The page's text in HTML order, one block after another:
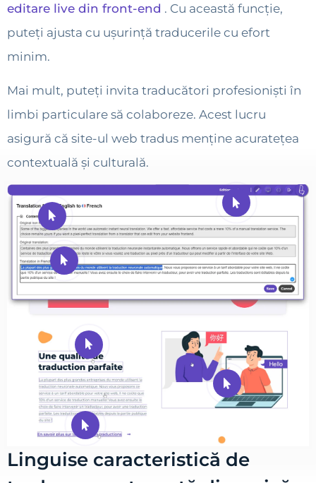
editare live din front-end . Cu această funcție,
puteți ajusta cu ușurință traducerile cu efort
minim.
Mai mult, puteți invita traducători profesioniști în
limbi particulare să colaboreze. Acest lucru
asigură că site-ul web tradus menține acuratețea
contextuală și culturală.
Linguise caracteristică de